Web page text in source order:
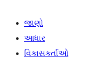
જાણો
આધાર
વિકાસકર્તાઓ